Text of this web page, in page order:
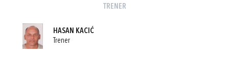
TRENER
HASAN KACIĆ
Trener